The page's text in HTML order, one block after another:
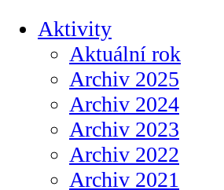
Aktivity
Aktuální rok
Archiv 2025
Archiv 2024
Archiv 2023
Archiv 2022
Archiv 2021